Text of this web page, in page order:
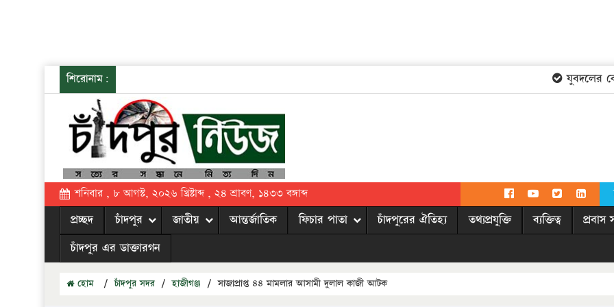
শিরোনাম: যুবদলের
শনিবার , ৮ আগস্ট, ২০২৬ খ্রিষ্টাব্দ , ২৪ শ্রাবণ, ১৪৩৩ বঙ্গাব্দ
প্রচ্ছদ চাঁদপুর জাতীয় আন্তর্জাতিক ফিচার পাতা চাঁদপুরের ঐতিহ্য তথ্যপ্রযুক্তি ব্যক্তিত্ব প্রবাস
চাঁদপুর এর ডাক্তারগন
হোম / চাঁদপুর সদর / হাজীগঞ্জ / সাজাপ্রাপ্ত ৪৪ মামলার আসামী দুলাল কাজী আটক